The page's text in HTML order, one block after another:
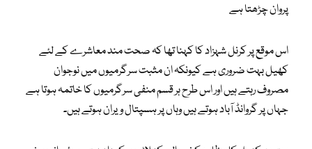
پروان چڑھتا ہے
اس موقع پر کرنل شہزاد کا کہنا تھا کہ صحت مند معاشرے کے لئے
کھیل بہت ضروری ہے کیونکہ ان مثبت سرگرمیوں میں نوجوان
مصروف رہتے ہیں اور اس طرح ہر قسم منفی سرگرمیوں کا خاتمہ ہوتا ہے
جہاں پر گروانڈ آباد ہوتے ہیں وہاں پر ہسپتال ویران ہوتے ہیں۔